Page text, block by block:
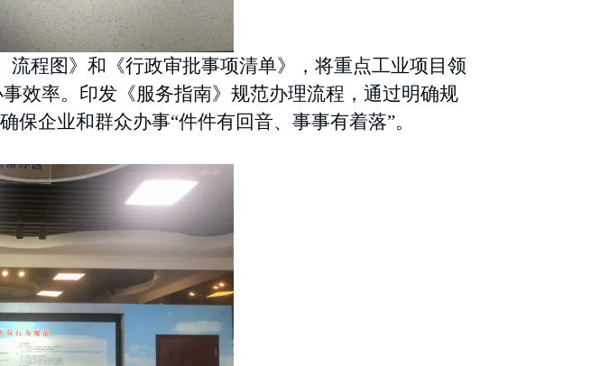
程图》和《行政审批事项清单》，将重点工业项目领
效率。印发《服务指南》规范办理流程，通过明确规
保企业和群众办事“件件有回音、事事有着落”。